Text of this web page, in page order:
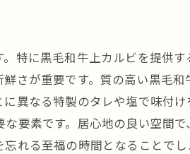
裏—黒毛和牛の秘密
る最新の焼肉トレンド
面でのメリット
験とは
特に黒毛和牛上カルビを提供
さが重要です。質の高い黒毛
異なる特製のタレや塩で味付
要素です。居心地の良い空間
れる至福の時間となることでし